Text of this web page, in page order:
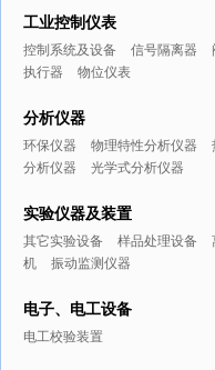
工业控制仪表
控制系统及设备 信号隔离器
执行器
物位仪表
分析仪器
环保仪器 物理特性分析仪器
分析仪器
光学式分析仪器
实验仪器及装置
其它实验设备 样品处理设备
机
振动监测仪器
电子、电工设备
电工校验装置